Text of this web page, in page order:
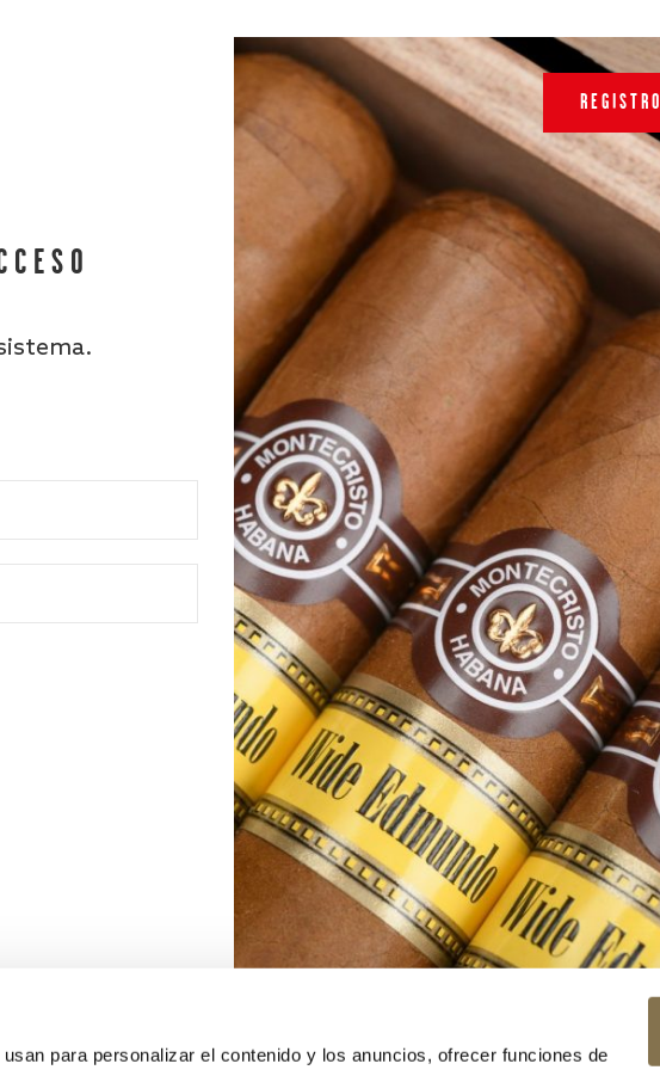
para personalizar el contenido y los anuncios, ofrecer funciones de
REGISTRO